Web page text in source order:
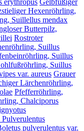
erythropus Gelbfüßiger
Hexenröhrling,
Suillellus mendax
Butterpilz,
Rostroter
Suillus
Suillus
Suillus
var. aureus Grauer
Lärchenröhrling,
Pfefferröhrling,
Chalciporus
pulverulentus var.